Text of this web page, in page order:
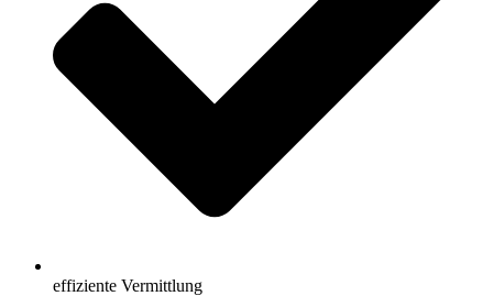
effiziente Vermittlung